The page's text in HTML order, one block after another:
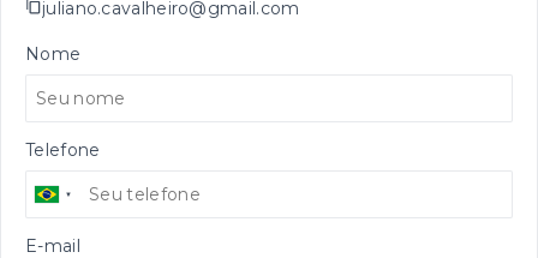
juliano.cavalheiro@gmail.com
Nome
Telefone
E-mail